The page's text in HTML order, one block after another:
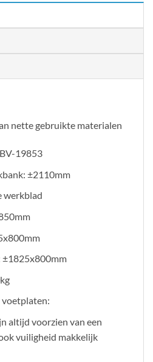
nette gebruikte materialen
19853
±2110mm
werkblad
±1825x800mm
voetplaten:
altijd voorzien van een
vuiligheid makkelijk